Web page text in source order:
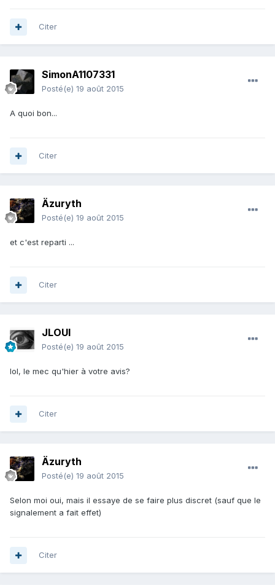
Citer
SimonA1107331
Posté(e) 19 août 2015
A quoi bon...
Citer
Äzuryth
Posté(e) 19 août 2015
et c'est reparti ...
Citer
JLOUI
Posté(e) 19 août 2015
lol, le mec qu'hier à votre avis?
Citer
Äzuryth
Posté(e) 19 août 2015
Selon moi oui, mais il essaye de se faire plus discret (sauf que le
signalement a fait effet)
Citer